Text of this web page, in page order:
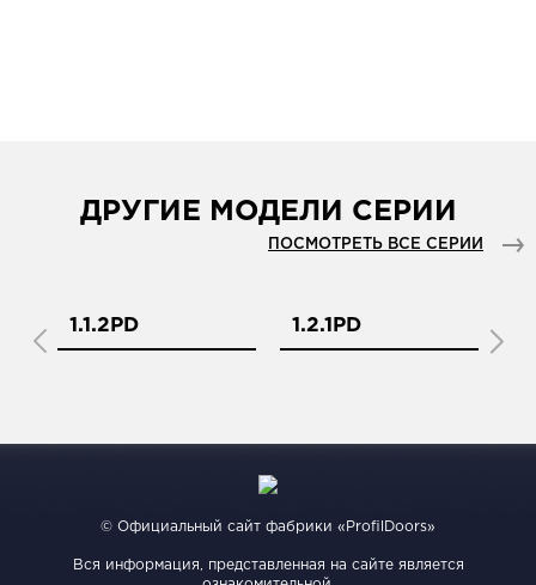
ДРУГИЕ МОДЕЛИ СЕРИИ
ПОСМОТРЕТЬ ВСЕ СЕРИИ
1.1.2PD 1.2.1PD
© Официальный сайт фабрики «ProfilDoors»
Вся информация, представленная на сайте является